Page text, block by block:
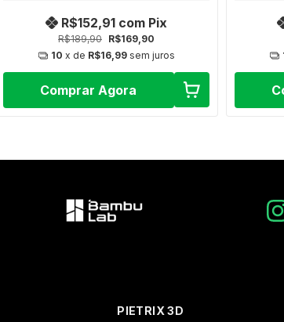
R$189,90 R$169,90
R$152,91 com Pix
10 x de R$16,99 sem juros
Comprar Agora
PIETRIX 3D